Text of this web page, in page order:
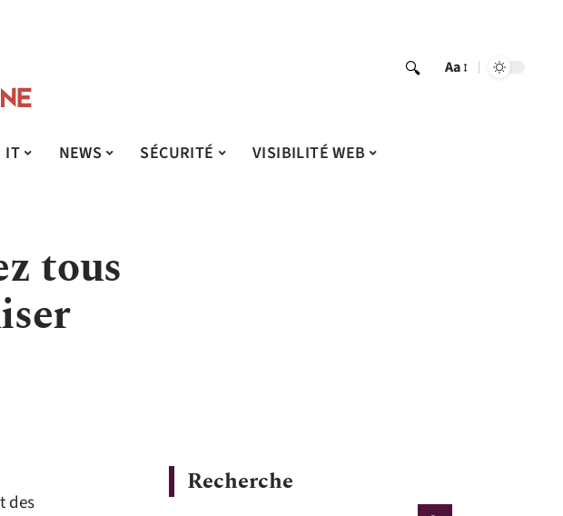
Aa
IT NEWS SÉCURITÉ VISIBILITÉ WEB
tous
des
Recherche